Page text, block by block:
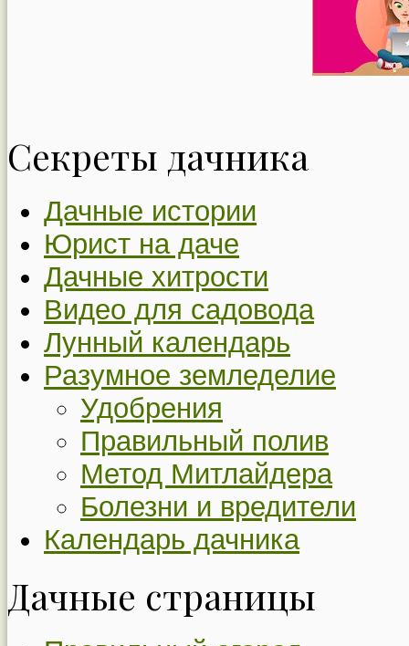
Секреты дачника
Дачные истории
Юрист на даче
Дачные хитрости
Видео для садовода
Лунный календарь
Разумное земледелие
Удобрения
Правильный полив
Метод Митлайдера
Болезни и вредители
Календарь дачника
Дачные страницы